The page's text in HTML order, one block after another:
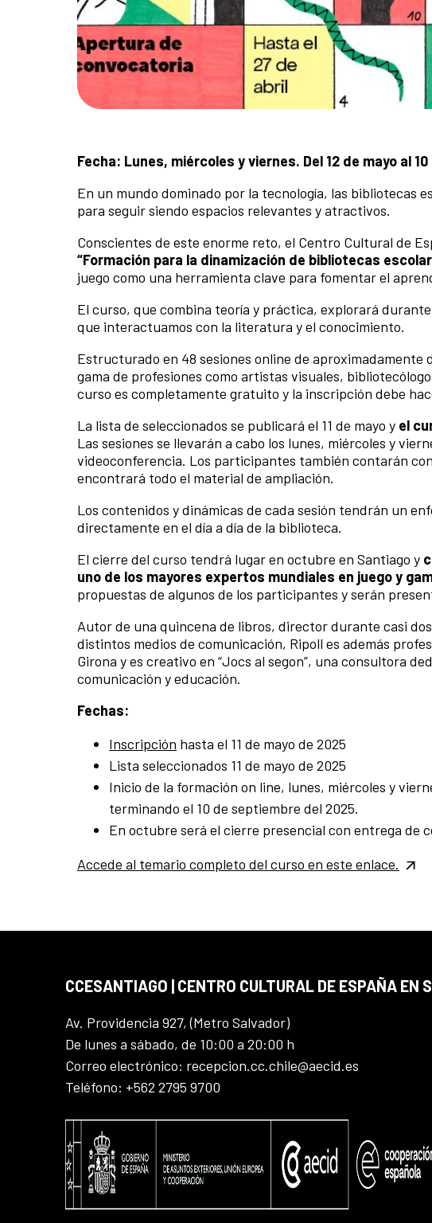
Fecha: Lunes, miércoles y viernes. Del 12 de mayo al
En un mundo dominado por la tecnología, las bibliotecas
para seguir siendo espacios relevantes y atractivos.
Conscientes de este enorme reto, el Centro Cultural de
“Formación para la dinamización de bibliotecas
juego como una herramienta clave para fomentar el
El curso, que combina teoría y práctica, explorará
que interactuamos con la literatura y el conocimiento.
Estructurado en 48 sesiones online de aproximadamente
gama de profesiones como artistas visuales,
curso es completamente gratuito y la inscripción debe
La lista de seleccionados se publicará el 11 de mayo y el
Las sesiones se llevarán a cabo los lunes, miércoles y
videoconferencia. Los participantes también contarán
encontrará todo el material de ampliación.
Los contenidos y dinámicas de cada sesión tendrán un
directamente en el día a día de la biblioteca.
El cierre del curso tendrá lugar en octubre en Santiago y
uno de los mayores expertos mundiales en juego y
propuestas de algunos de los participantes y serán
Autor de una quincena de libros, director durante casi
distintos medios de comunicación, Ripoll es además
Girona y es creativo en “Jocs al segon”, una consultora
comunicación y educación.
Fechas:
Inscripción hasta el 11 de mayo de 2025
Lista seleccionados 11 de mayo de 2025
Inicio de la formación on line, lunes, miércoles y
terminando el 10 de septiembre del 2025.
En octubre será el cierre presencial con entrega de
Accede al temario completo del curso en este enlace.
CCESANTIAGO | CENTRO CULTURAL DE ESPAÑA EN
Av. Providencia 927, (Metro Salvador)
De lunes a sábado, de 10:00 a 20:00 h
Correo electrónico: recepcion.cc.chile@aecid.es
Teléfono: +562 2795 9700